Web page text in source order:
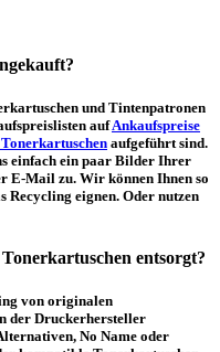
und Tintenpatronen
aufAnkaufspreise
aufgeführt sind.
einfach ein paar Bilder Ihrer
E-Mail zu. Wir können Ihnen so
Recycling eignen. Oder nutzen
entsorgt?
von originalen
der Druckerhersteller
No Name oder